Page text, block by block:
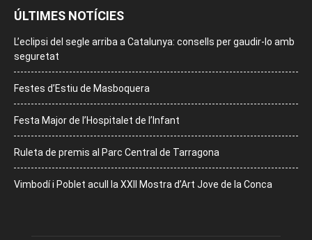
ÚLTIMES NOTÍCIES
L’eclipsi del segle arriba a Catalunya: consells per gaudir-lo amb
seguretat
Festes d’Estiu de Masboquera
Festa Major de l’Hospitalet de l’Infant
Ruleta de premis al Parc Central de Tarragona
Vimbodí i Poblet acull la XXII Mostra d’Art Jove de la Conca